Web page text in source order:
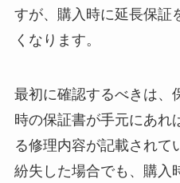
すが、購入時に延長保証
くなります。
最初に確認するべきは、
時の保証書が手元にあれ
る修理内容が記載されて
紛失した場合でも、購入